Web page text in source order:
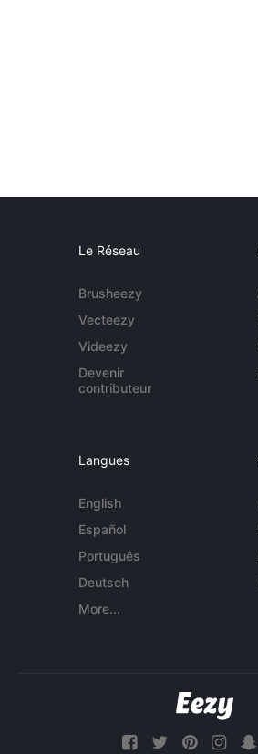
Le Réseau
Brusheezy
Vecteezy
Videezy
Devenir
contributeur
Langues
English
Español
Português
Deutsch
More...